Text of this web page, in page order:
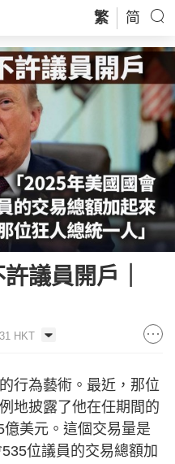
繁 简
議員開戶｜
HKT
行為藝術。最近，那位
地披露了他在任期間的
美元。這個交易量是
位議員的交易總額加